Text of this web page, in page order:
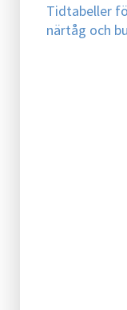
Tidtabeller
närtåg och